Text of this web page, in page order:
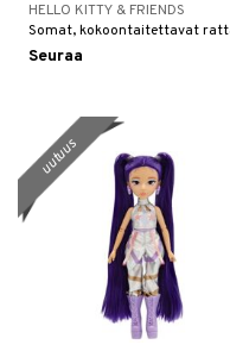
HELLO KITTY & FRIENDS
Seuraa
uutuus